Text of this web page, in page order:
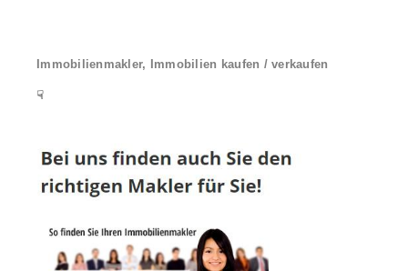
Immobilienmakler, Immobilien kaufen / verkaufen
☟